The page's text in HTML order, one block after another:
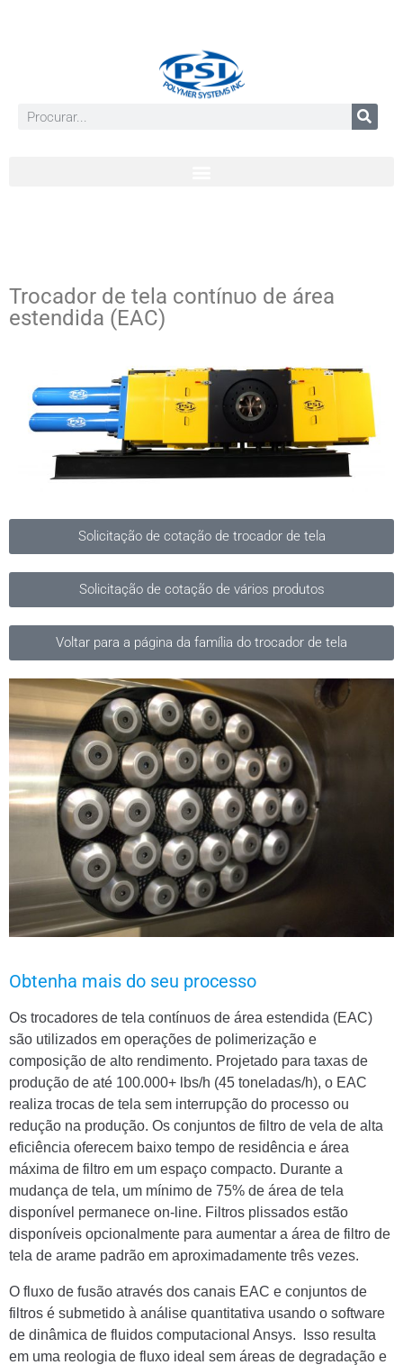
Trocador de tela contínuo de área
estendida (EAC)
Solicitação de cotação de trocador de tela
Solicitação de cotação de vários produtos
Voltar para a página da família do trocador de tela
Obtenha mais do seu processo
Os trocadores de tela contínuos de área estendida (EAC)
são utilizados em operações de polimerização e
composição de alto rendimento. Projetado para taxas de
produção de até 100.000+ lbs/h (45 toneladas/h), o EAC
realiza trocas de tela sem interrupção do processo ou
redução na produção. Os conjuntos de filtro de vela de alta
eficiência oferecem baixo tempo de residência e área
máxima de filtro em um espaço compacto. Durante a
mudança de tela, um mínimo de 75% de área de tela
disponível permanece on-line. Filtros plissados estão
disponíveis opcionalmente para aumentar a área de filtro de
tela de arame padrão em aproximadamente três vezes.
O fluxo de fusão através dos canais EAC e conjuntos de
filtros é submetido à análise quantitativa usando o software
de dinâmica de fluidos computacional Ansys.
Isso resulta
em uma reologia de fluxo ideal sem áreas de degradação e